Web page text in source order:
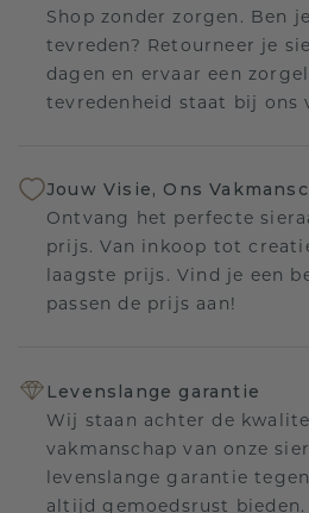
Shop zonder zorgen. Ben
tevreden? Retourneer je
dagen en ervaar een
tevredenheid staat bij ons
Jouw Visie, Ons
Ontvang het perfecte
prijs. Van inkoop tot
laagste prijs. Vind je een
passen de prijs aan!
Levenslange garantie
Wij staan achter de
vakmanschap van onze
levenslange garantie
altijd gemoedsrust bieden.